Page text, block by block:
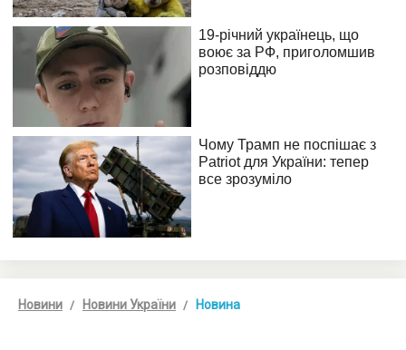
Новини Новини України Новина